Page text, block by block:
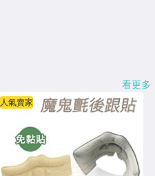
看更多
人氣賣家